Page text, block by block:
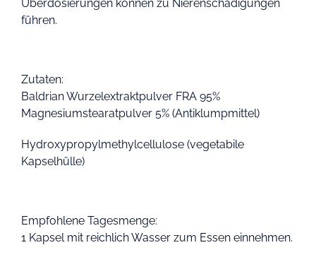
Überdosierungen können zu Nierenschädigungen
führen.
Zutaten:
Baldrian Wurzelextraktpulver FRA 95%
Magnesiumstearatpulver 5% (Antiklumpmittel)
Hydroxypropylmethylcellulose (vegetabile
Kapselhülle)
Empfohlene Tagesmenge:
1 Kapsel mit reichlich Wasser zum Essen einnehmen.